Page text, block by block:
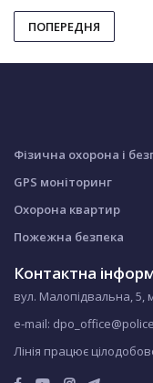
ПОПЕРЕДНЯ
Фізична охорона і
GPS моніторинг
Охорона квартир
Пожежна безпека
Контактна
вул. Малопідвальна, 5,
e-mail:
Лінія працює